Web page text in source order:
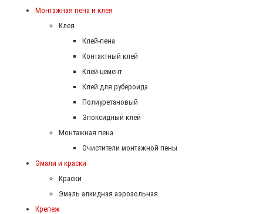
Монтажная пена и клея
Клея
Клей-пена
Контактный клей
Клей-цемент
Клей для рубероида
Полиуретановый
Эпоксидный клей
Монтажная пена
Очистители монтажной пены
Эмали и краски
Краски
Эмаль алкидная аэрозольная
Крепеж